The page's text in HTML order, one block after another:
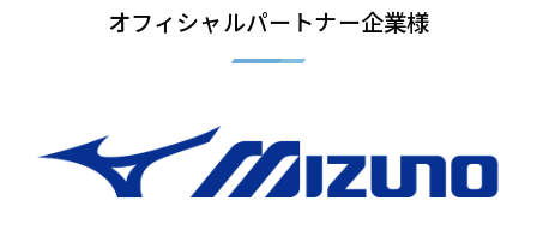
オフィシャルパートナー企業様